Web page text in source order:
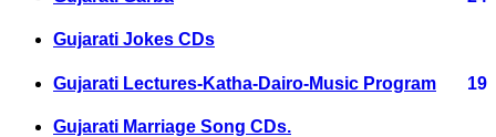
Gujarati Jokes CDs
Gujarati Lectures-Katha-Dairo-Music Program 19
Gujarati Marriage Song CDs.